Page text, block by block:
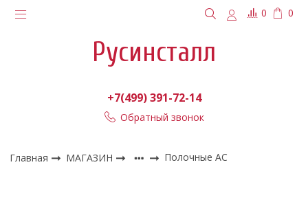
0 0
Русинсталл
+7(499) 391-72-14
Обратный звонок
Главная МАГАЗИН Полочные АС